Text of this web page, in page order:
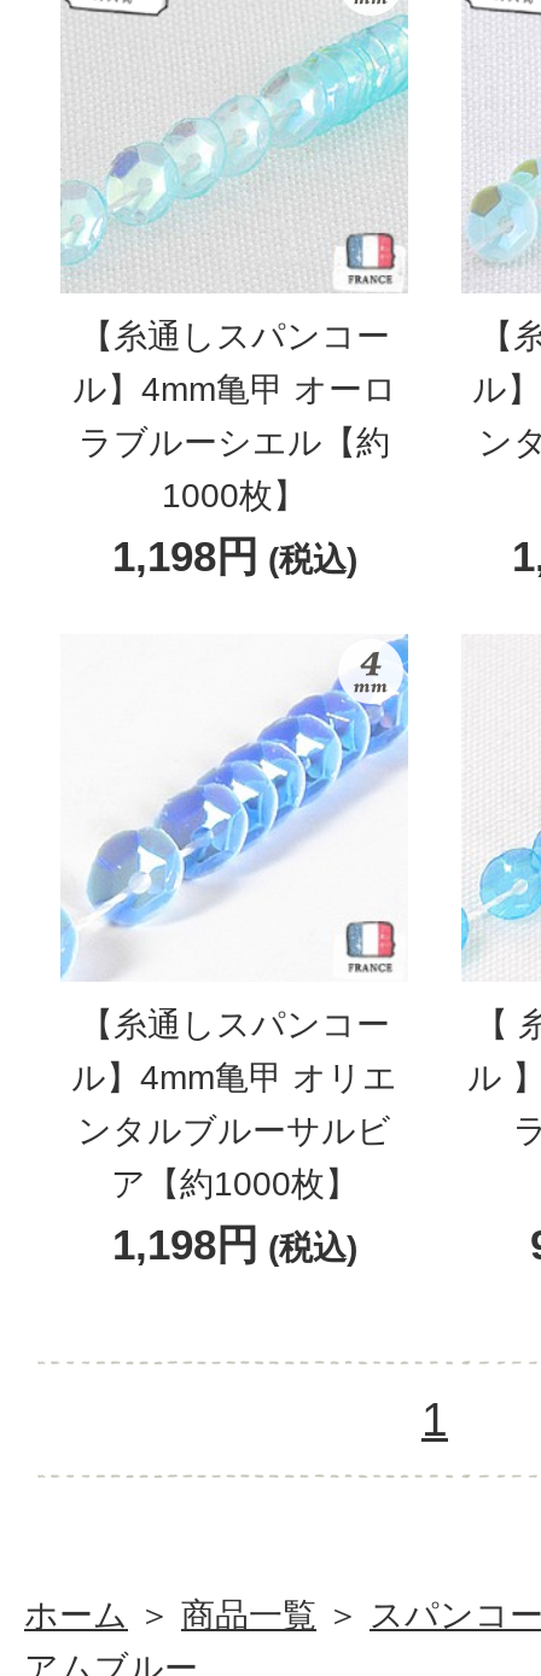
【糸通しスパンコー
ル】4mm亀甲 オーロ
ラブルーシエル【約
1000枚】
1,198円 (税込)
【
ル
ン
【糸通しスパンコー
ル】4mm亀甲 オリエ
ンタルブルーサルビ
ア【約1000枚】
1,198円 (税込)
【
ル
1
ホーム ＞ 商品一覧 ＞
スパンコ
アムブルー